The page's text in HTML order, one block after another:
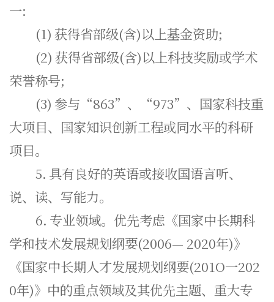
一:
(1)获得省部级(含)以上基金资助;
(2)获得省部级(含)以上科技奖励或学术
荣誉称号;
(3) 参与“863”、“973”、国家科技重
大项目、国家知识创新工程或同水平的科研
项目。
5. 具有良好的英语或接收国语言听、
说、读、写能力。
6. 专业领域。优先考虑《国家中长期科
学和技术发展规划纲要(2006— 2020年)》
《国家中长期人才发展规划纲要(201O一202
0年)》中的重点领域及其优先主题、重大专